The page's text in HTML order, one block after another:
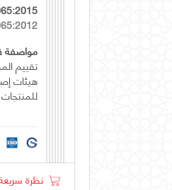
مواصفة
تقييم
هيئات
نظرة